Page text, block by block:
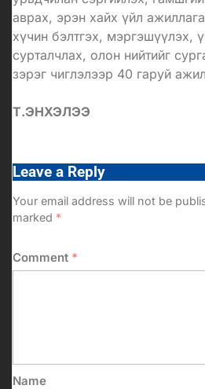
аврах, эрэн хайх үйл
хүчин бэлтгэх, мэргэшүүлэх,
сурталчлах, олон нийтийг
зэрэг чиглэлээр 40 гаруй
Т.ЭНХЭЛЭЭ
Leave a Reply
Your email address will not be
marked *
Comment *
Name